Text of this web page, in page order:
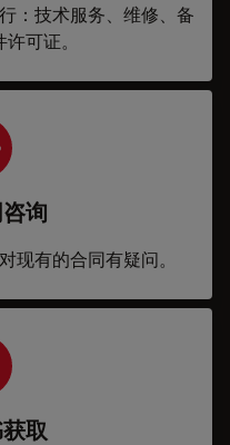
：技术服务、维修、备
可证。
询
现有的合同有疑问。
取